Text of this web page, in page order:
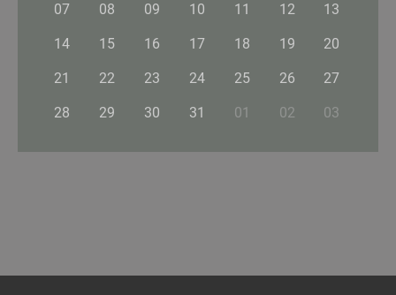
07 08 09 10 11 12 13
14 15 16 17 18 19 20
21 22 23 24 25 26 27
28 29 30 31 01 02 03